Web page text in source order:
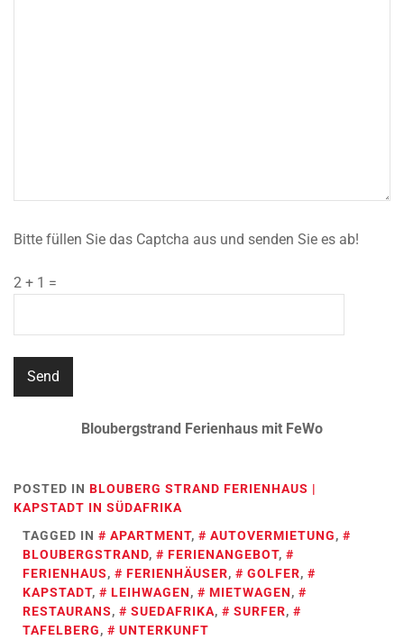
Bitte füllen Sie das Captcha aus und senden Sie es ab!
2 + 1 =
Bloubergstrand Ferienhaus mit FeWo
POSTED IN BLOUBERG STRAND FERIENHAUS |
KAPSTADT IN SÜDAFRIKA
TAGGED IN
APARTMENT, AUTOVERMIETUNG,
BLOUBERGSTRAND, FERIENANGEBOT,
FERIENHAUS, FERIENHÄUSER, GOLFER,
KAPSTADT, LEIHWAGEN, MIETWAGEN,
RESTAURANS, SUEDAFRIKA, SURFER,
TAFELBERG, UNTERKUNFT